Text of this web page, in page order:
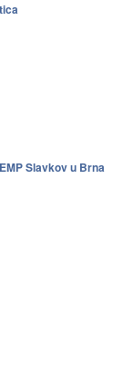
Slavkov u Brna